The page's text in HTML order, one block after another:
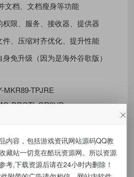
文档、文档瘦身等功能
限、服务、接收器、提供器
、压缩对齐优化、提升性能
免升级（因为是海外谷歌版）
MKR89-TPJRE
DRQTL-QR9HD
R29VC-JY3JC
内容，包括游戏资讯网站源码QQ教
藏站一切竟在酷玩资源网。所以资源
考,下载资源后请在24小时内删除！